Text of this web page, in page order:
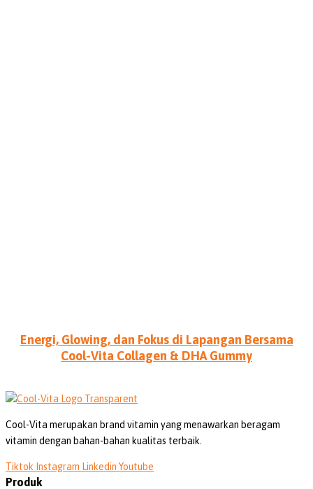
Energi, Glowing, dan Fokus di Lapangan Bersama
Cool-Vita Collagen & DHA Gummy
Cool-Vita merupakan brand vitamin yang menawarkan beragam
vitamin dengan bahan-bahan kualitas terbaik.
Tiktok Instagram Linkedin Youtube
Produk